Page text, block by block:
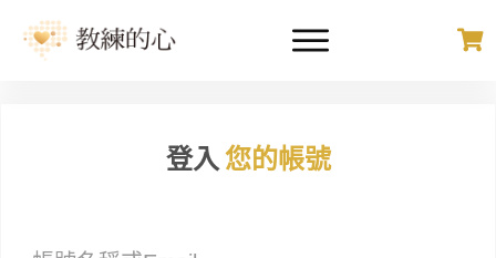
登入您的帳號